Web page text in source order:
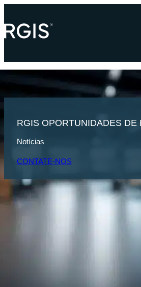
RGIS OPORTUNIDADES DE
Notícias
CONTATE-NOS
PÁGINA INICIAL